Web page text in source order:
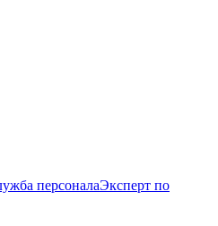
персоналаЭксперт по